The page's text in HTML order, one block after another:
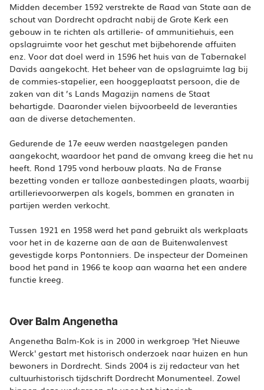
Midden december 1592 verstrekte de Raad van State aan de
schout van Dordrecht opdracht nabij de Grote Kerk een
gebouw in te richten als artillerie- of ammunitiehuis, een
opslagruimte voor het geschut met bijbehorende affuiten
enz. Voor dat doel werd in 1596 het huis van de Tabernakel
Davids aangekocht. Het beheer van de opslagruimte lag bij
de commies-stapelier, een hooggeplaatst persoon, die de
zaken van dit ’s Lands Magazijn namens de Staat
behartigde. Daaronder vielen bijvoorbeeld de leveranties
aan de diverse detachementen.
Gedurende de 17e eeuw werden naastgelegen panden
aangekocht, waardoor het pand de omvang kreeg die het nu
heeft. Rond 1795 vond herbouw plaats. Na de Franse
bezetting vonden er talloze aanbestedingen plaats, waarbij
artillerievoorwerpen als kogels, bommen en granaten in
partijen werden verkocht.
Tussen 1921 en 1958 werd het pand gebruikt als werkplaats
voor het in de kazerne aan de aan de Buitenwalenvest
gevestigde korps Pontonniers. De inspecteur der Domeinen
bood het pand in 1966 te koop aan waarna het een andere
Over Balm Angenetha
Angenetha Balm-Kok is in 2000 in werkgroep 'Het Nieuwe
Werck' gestart met historisch onderzoek naar huizen en hun
bewoners in Dordrecht. Sinds 2004 is zij redacteur van het
cultuurhistorisch tijdschrift Dordrecht Monumenteel. Zowel